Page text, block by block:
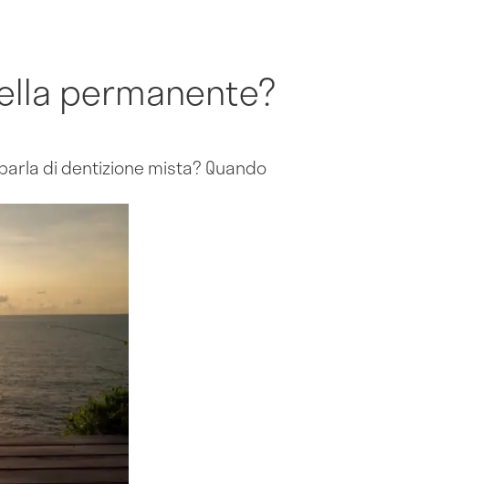
permanente?
di dentizione mista? Quando